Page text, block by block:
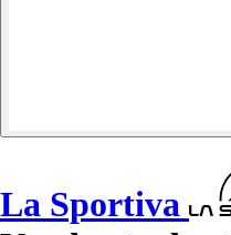
La Sportiva